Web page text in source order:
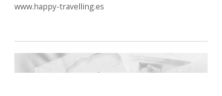
www.happy-travelling.es